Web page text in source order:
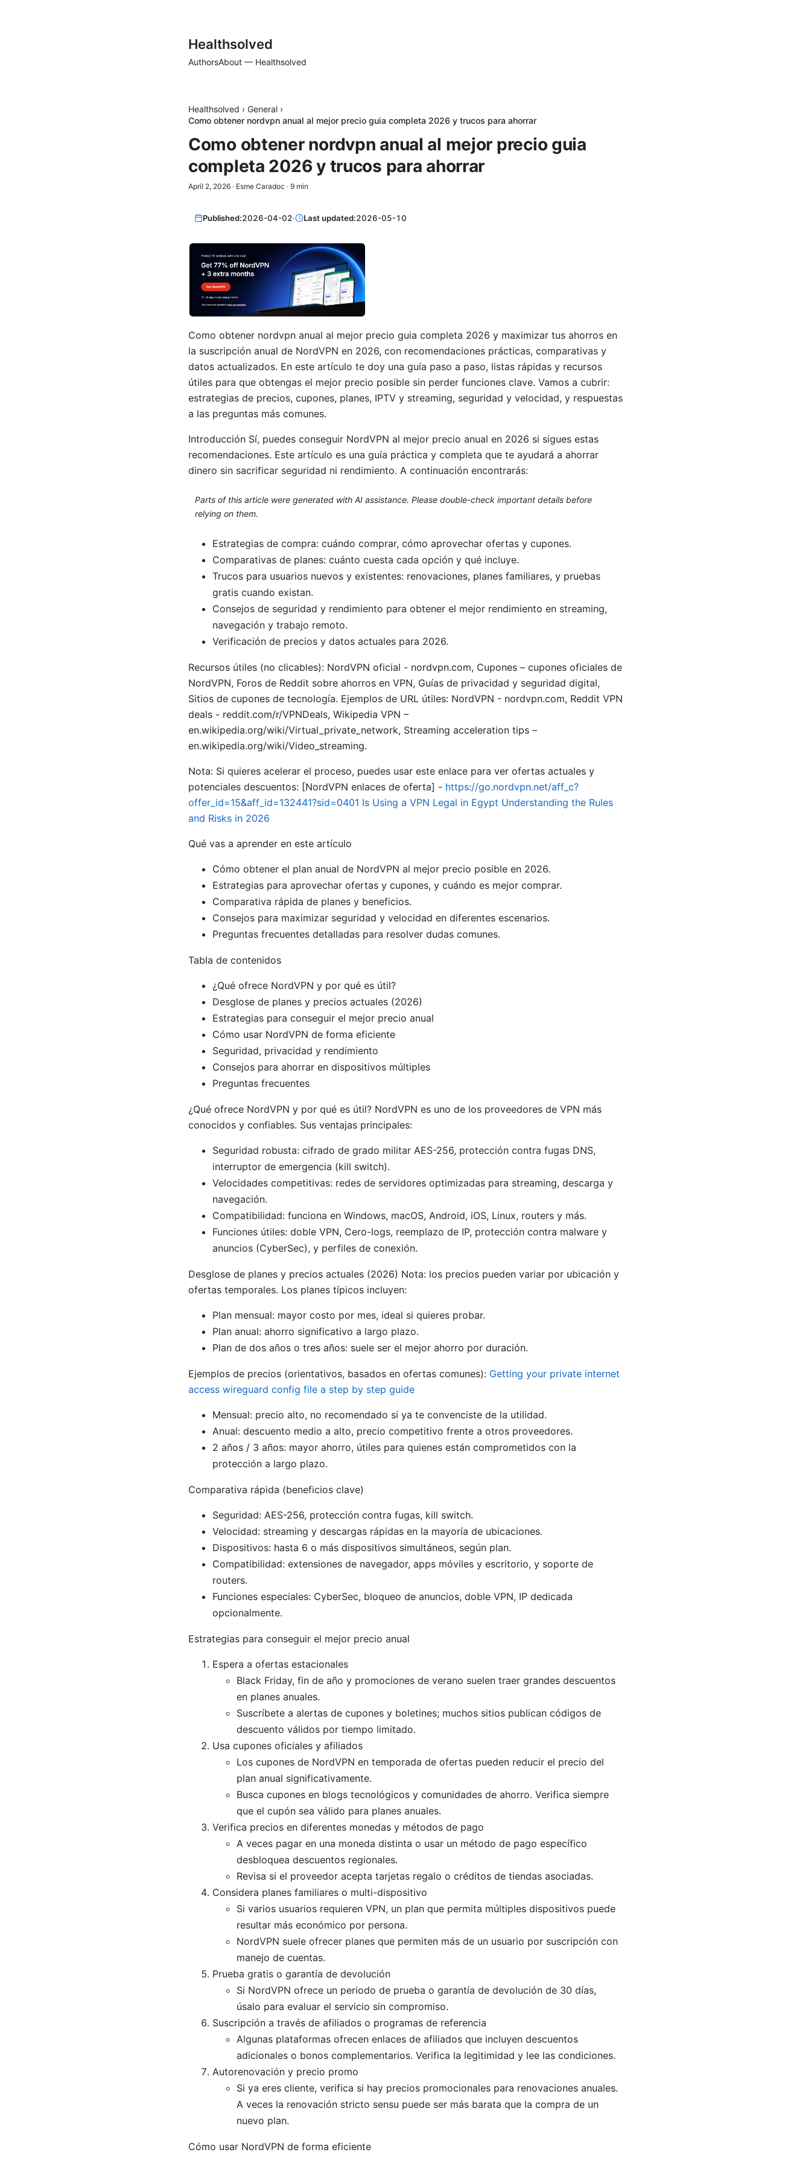
Healthsolved
AuthorsAbout — Healthsolved
Healthsolved › General ›
Como obtener nordvpn anual al mejor precio guia completa 2026 y trucos para ahorrar
Como obtener nordvpn anual al mejor precio guia
completa 2026 y trucos para ahorrar
April 2, 2026 · Esme Caradoc · 9 min
Published:2026-04-02· Last updated:2026-05-10
Como obtener nordvpn anual al mejor precio guia completa 2026 y maximizar tus ahorros en
la suscripción anual de NordVPN en 2026, con recomendaciones prácticas, comparativas y
datos actualizados. En este artículo te doy una guía paso a paso, listas rápidas y recursos
útiles para que obtengas el mejor precio posible sin perder funciones clave. Vamos a cubrir:
estrategias de precios, cupones, planes, IPTV y streaming, seguridad y velocidad, y respuestas
a las preguntas más comunes.
Introducción Sí, puedes conseguir NordVPN al mejor precio anual en 2026 si sigues estas
recomendaciones. Este artículo es una guía práctica y completa que te ayudará a ahorrar
dinero sin sacrificar seguridad ni rendimiento. A continuación encontrarás:
Parts of this article were generated with AI assistance. Please double-check important details before
relying on them.
Estrategias de compra: cuándo comprar, cómo aprovechar ofertas y cupones.
Comparativas de planes: cuánto cuesta cada opción y qué incluye.
Trucos para usuarios nuevos y existentes: renovaciones, planes familiares, y pruebas
gratis cuando existan.
Consejos de seguridad y rendimiento para obtener el mejor rendimiento en streaming,
navegación y trabajo remoto.
Verificación de precios y datos actuales para 2026.
Recursos útiles (no clicables): NordVPN oficial - nordvpn.com, Cupones – cupones oficiales de
NordVPN, Foros de Reddit sobre ahorros en VPN, Guías de privacidad y seguridad digital,
Sitios de cupones de tecnología. Ejemplos de URL útiles: NordVPN - nordvpn.com, Reddit VPN
deals - reddit.com/r/VPNDeals, Wikipedia VPN –
en.wikipedia.org/wiki/Virtual_private_network, Streaming acceleration tips –
en.wikipedia.org/wiki/Video_streaming.
Nota: Si quieres acelerar el proceso, puedes usar este enlace para ver ofertas actuales y
potenciales descuentos: [NordVPN enlaces de oferta] - https://go.nordvpn.net/aff_c?
offer_id=15&aff_id=132441?sid=0401 Is Using a VPN Legal in Egypt Understanding the Rules
and Risks in 2026
Qué vas a aprender en este artículo
Cómo obtener el plan anual de NordVPN al mejor precio posible en 2026.
Estrategias para aprovechar ofertas y cupones, y cuándo es mejor comprar.
Comparativa rápida de planes y beneficios.
Consejos para maximizar seguridad y velocidad en diferentes escenarios.
Preguntas frecuentes detalladas para resolver dudas comunes.
Tabla de contenidos
¿Qué ofrece NordVPN y por qué es útil?
Desglose de planes y precios actuales (2026)
Estrategias para conseguir el mejor precio anual
Cómo usar NordVPN de forma eficiente
Seguridad, privacidad y rendimiento
Consejos para ahorrar en dispositivos múltiples
Preguntas frecuentes
¿Qué ofrece NordVPN y por qué es útil? NordVPN es uno de los proveedores de VPN más
conocidos y confiables. Sus ventajas principales:
Seguridad robusta: cifrado de grado militar AES-256, protección contra fugas DNS,
interruptor de emergencia (kill switch).
Velocidades competitivas: redes de servidores optimizadas para streaming, descarga y
navegación.
Compatibilidad: funciona en Windows, macOS, Android, iOS, Linux, routers y más.
Funciones útiles: doble VPN, Cero-logs, reemplazo de IP, protección contra malware y
anuncios (CyberSec), y perfiles de conexión.
Desglose de planes y precios actuales (2026) Nota: los precios pueden variar por ubicación y
ofertas temporales. Los planes típicos incluyen:
Plan mensual: mayor costo por mes, ideal si quieres probar.
Plan anual: ahorro significativo a largo plazo.
Plan de dos años o tres años: suele ser el mejor ahorro por duración.
Ejemplos de precios (orientativos, basados en ofertas comunes): Getting your private internet
access wireguard config file a step by step guide
Mensual: precio alto, no recomendado si ya te convenciste de la utilidad.
Anual: descuento medio a alto, precio competitivo frente a otros proveedores.
2 años / 3 años: mayor ahorro, útiles para quienes están comprometidos con la
protección a largo plazo.
Comparativa rápida (beneficios clave)
Seguridad: AES-256, protección contra fugas, kill switch.
Velocidad: streaming y descargas rápidas en la mayoría de ubicaciones.
Dispositivos: hasta 6 o más dispositivos simultáneos, según plan.
Compatibilidad: extensiones de navegador, apps móviles y escritorio, y soporte de
routers.
Funciones especiales: CyberSec, bloqueo de anuncios, doble VPN, IP dedicada
opcionalmente.
Estrategias para conseguir el mejor precio anual
Espera a ofertas estacionales
Black Friday, fin de año y promociones de verano suelen traer grandes descuentos
en planes anuales.
Suscríbete a alertas de cupones y boletines; muchos sitios publican códigos de
descuento válidos por tiempo limitado.
Usa cupones oficiales y afiliados
Los cupones de NordVPN en temporada de ofertas pueden reducir el precio del
plan anual significativamente.
Busca cupones en blogs tecnológicos y comunidades de ahorro. Verifica siempre
que el cupón sea válido para planes anuales.
Verifica precios en diferentes monedas y métodos de pago
A veces pagar en una moneda distinta o usar un método de pago específico
desbloquea descuentos regionales.
Revisa si el proveedor acepta tarjetas regalo o créditos de tiendas asociadas.
Considera planes familiares o multi-dispositivo
Si varios usuarios requieren VPN, un plan que permita múltiples dispositivos puede
resultar más económico por persona.
NordVPN suele ofrecer planes que permiten más de un usuario por suscripción con
manejo de cuentas.
Prueba gratis o garantía de devolución
Si NordVPN ofrece un periodo de prueba o garantía de devolución de 30 días,
úsalo para evaluar el servicio sin compromiso.
Suscripción a través de afiliados o programas de referencia
Algunas plataformas ofrecen enlaces de afiliados que incluyen descuentos
adicionales o bonos complementarios. Verifica la legitimidad y lee las condiciones.
Autorenovación y precio promo
Si ya eres cliente, verifica si hay precios promocionales para renovaciones anuales.
A veces la renovación stricto sensu puede ser más barata que la compra de un
nuevo plan.
Cómo usar NordVPN de forma eficiente